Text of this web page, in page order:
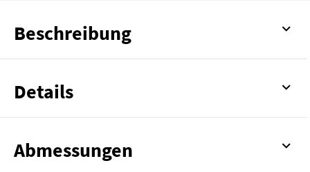
Beschreibung
Details
Abmessungen